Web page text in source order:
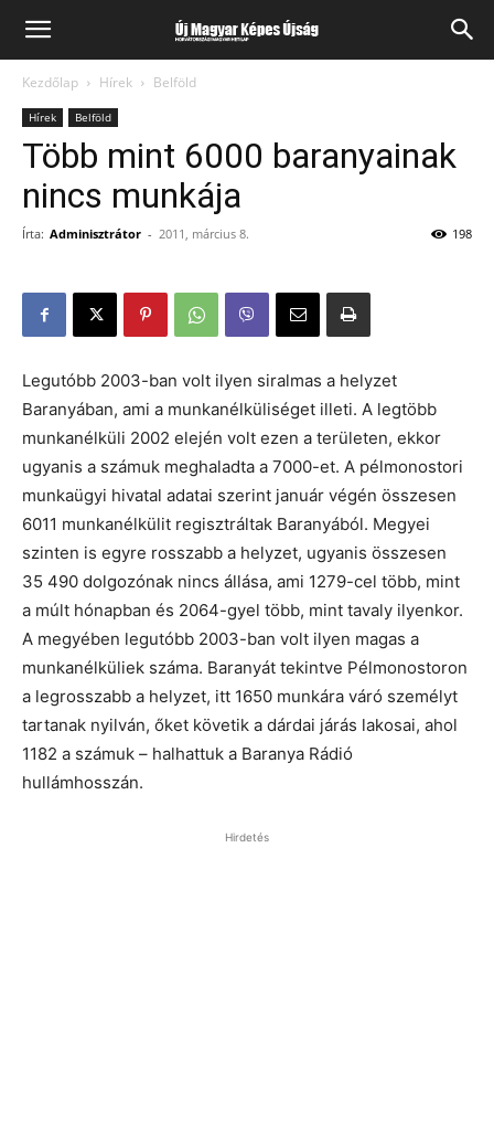
Kezdőlap Hírek Belföld
Hírek Belföld
Több mint 6000 baranyainak
nincs munkája
Írta: Adminisztrátor - 2011, március 8. 198
Legutóbb 2003-ban volt ilyen siralmas a helyzet
Baranyában, ami a munkanélküliséget illeti. A legtöbb
munkanélküli 2002 elején volt ezen a területen, ekkor
ugyanis a számuk meghaladta a 7000-et. A pélmonostori
munkaügyi hivatal adatai szerint január végén összesen
6011 munkanélkülit regisztráltak Baranyából. Megyei
szinten is egyre rosszabb a helyzet, ugyanis összesen
35 490 dolgozónak nincs állása, ami 1279-cel több, mint
a múlt hónapban és 2064-gyel több, mint tavaly ilyenkor.
A megyében legutóbb 2003-ban volt ilyen magas a
munkanélküliek száma. Baranyát tekintve Pélmonostoron
a legrosszabb a helyzet, itt 1650 munkára váró személyt
tartanak nyilván, őket követik a dárdai járás lakosai, ahol
1182 a számuk – halhattuk a Baranya Rádió
hullámhosszán.
Hirdetés